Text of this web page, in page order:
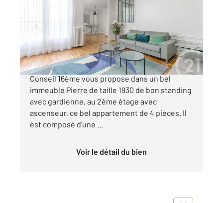
Appartement F4 à vendre
949 000 €
MICHEL ANGE - Votre agence Century 21 Via
Conseil 16ème vous propose dans un bel
immeuble Pierre de taille 1930 de bon standing
avec gardienne, au 2ème étage avec
ascenseur, ce bel appartement de 4 pièces. Il
est composé d'une ...
Voir le détail du bien